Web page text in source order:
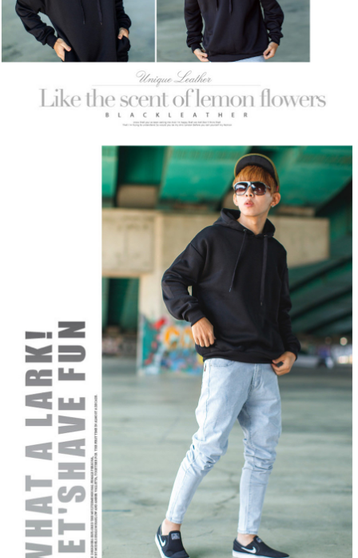
任。
４．使用「AFTEE先享後付」時，將依據個別帳號之用戶狀況，依本公司即
時審查核予不同之上限額度；若仍有額度不足之情形，本公司將視審查結果
請求用戶進行身份認證。
５．嚴禁一人註冊多個帳號或使用他人資訊註冊。若發現惡意使用之情形，
恩沛科技股份有限公司將有權停止該用戶之使用額度並採取法律行動。